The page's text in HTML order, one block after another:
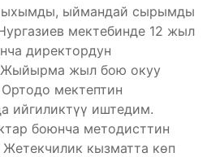
ыймандай сырымды
мектебинде 12 жыл
директордун
жыл бою окуу
мектептин
ийгиликтүү иштедим.
боюнча методисттин
кызматта көп